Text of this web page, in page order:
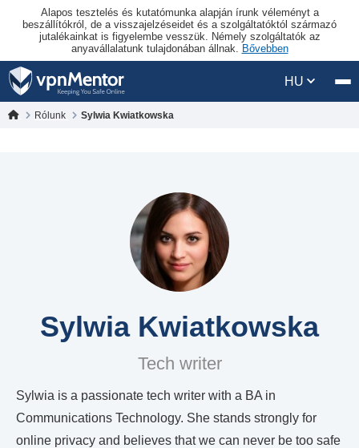
Alapos tesztelés és kutatómunka alapján írunk véleményt a
beszállítókról, de a visszajelzéseidet és a szolgáltatóktól származó
jutalékainkat is figyelembe vesszük. Némely szolgáltatók az
anyavállalatunk tulajdonában állnak. Bővebben
HU
Rólunk Sylwia Kwiatkowska
Sylwia Kwiatkowska
Tech writer
Sylwia is a passionate tech writer with a BA in
Communications Technology. She stands strongly for
online privacy and believes that we can never be too safe